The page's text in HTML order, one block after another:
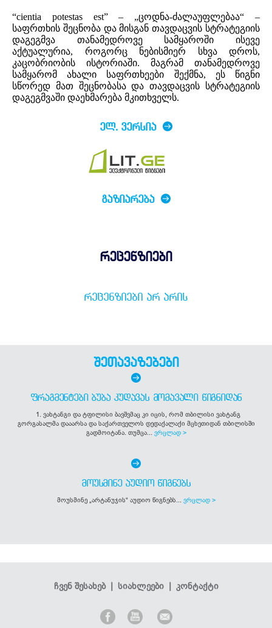
“cientia potestas est” – „ცოდნა-ძალაუფლებაა“ –
საფრთხის შეცნობა და მისგან თავდაცვის სტრატეგიის
დაგეგმვა თანამედროვე სამყაროში ისევე
აქტუალურია, როგორც ნებისმიერ სხვა დროს,
კაცობრიობის ისტორიაში. მაგრამ თანამედროვე
სამყარომ ახალი საფრთხეები შექმნა, ეს წიგნი
სწორედ მათ შეცნობასა და თავდაცვის სტრატეგიის
დაგეგმვაში დაეხმარება მკითხველს.
ᲔᲚ. ᲕᲔᲠᲡᲘᲐ
ᲒᲐᲖᲘᲐᲠᲔᲑᲐ
რეცენზიები
ᲠᲔᲪᲔᲜᲖᲘᲔᲑᲘ ᲐᲠ ᲐᲠᲘᲡ
შეთავაზებები
ᲤᲠᲐᲒᲛᲔᲜᲢᲔᲑᲘ ᲑᲣᲑᲐ ᲙᲣᲓᲐᲕᲐᲡ ᲛᲝᲛᲐᲕᲐᲚᲘ ᲬᲘᲒᲜᲘᲓᲐᲜ
1. ვახტანგი და ტფილისი ბავშვმაც კი იცის, რომ თბილისი ვახტანგ
გორგასალმა დააარსა და საქართველოს დედაქალაქი მცხეთიდან თბილისში
გადმოიტანა. თუმცა... ვრცლად >
ᲛᲝᲣᲡᲛᲘᲜᲔ ᲐᲣᲓᲘᲝ ᲬᲘᲒᲜᲔᲑᲡ
მოუსმინე „არტანუჯის“ აუდიო წიგნებს... ვრცლად >
ჩვენ შესახებ| სიახლეები| კონტაქტი